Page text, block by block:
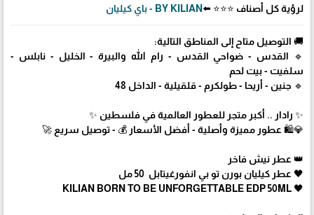
لرؤية كل أصناف ⭐⭐⭐ ⬅️BY KILIAN - باي كيليان
🚚 التوصيل متاح إلى المناطق التالية:
🔹 القدس - ضواحي القدس - رام الله والبيرة - الخليل - نابلس -
سلفيت - بيت لحم
🔹 جنين - أريحا - طولكرم - قلقيلية - الداخل 48
✨ رادار .. أكبر متجر للعطور العالمية في فلسطين ✨
💎🛍️ عطور مميزة وأصلية - أفضل الأسعار 💰 - توصيل سريع 🚀
👑 عطر نيش فاخر
🖤 عطر كيليان بورن تو بي انفورغيتابل 50 مل
🖤 KILIAN BORN TO BE UNFORGETTABLE EDP 50ML